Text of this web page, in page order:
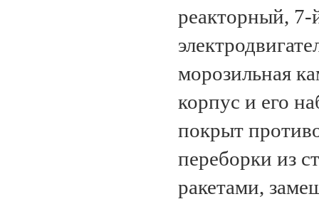
реакторный,
морозильная
корпус и его
покрыт
переборки из
ракетами,